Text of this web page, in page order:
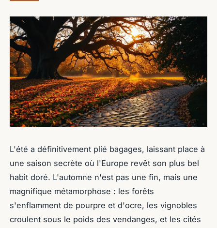
L'été a définitivement plié bagages, laissant place à
une saison secrète où l'Europe revêt son plus bel
habit doré. L'automne n'est pas une fin, mais une
magnifique métamorphose : les forêts
s'enflamment de pourpre et d'ocre, les vignobles
croulent sous le poids des vendanges, et les cités